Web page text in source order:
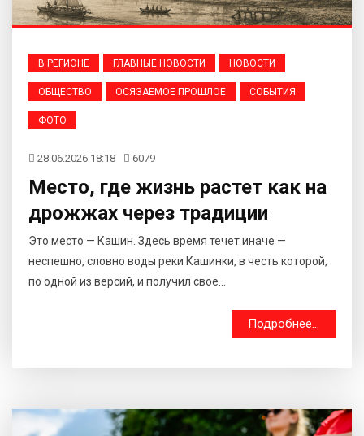
В РЕГИОНЕ ГЛАВНЫЕ НОВОСТИ НОВОСТИ
ОБЩЕСТВО ОСЯЗАЕМОЕ ПРОШЛОЕ СОБЫТИЯ
ФОТО
28.06.2026 18:18 6079
Место, где жизнь растет как на
дрожжах через традиции
Это место ​— Кашин. Здесь время течет иначе —
неспешно, словно воды реки Кашинки, в честь которой,
по одной из версий, и получил свое...
Подробнее...